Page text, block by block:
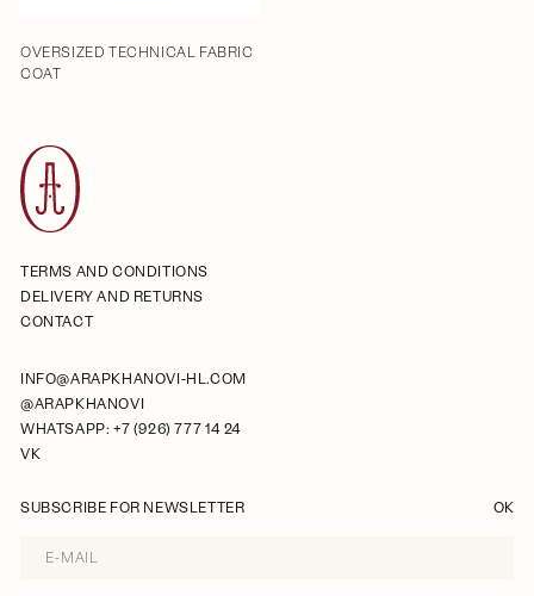
OVERSIZED TECHNICAL FABRIC
COAT
TERMS AND CONDITIONS
DELIVERY AND RETURNS
CONTACT
INFO@ARAPKHANOVI-HL.COM
@ARAPKHANOVI
WHATSAPP: +7 (926) 777 14 24
VK
SUBSCRIBE FOR NEWSLETTER OK